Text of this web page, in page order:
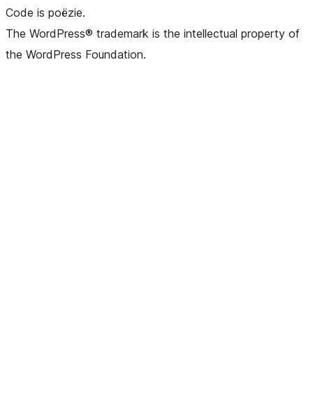
Code is poëzie.
The WordPress® trademark is the intellectual property of
the WordPress Foundation.